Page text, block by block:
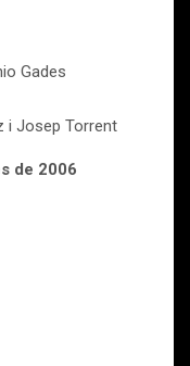
Gades
i Josep Torrent
de 2006